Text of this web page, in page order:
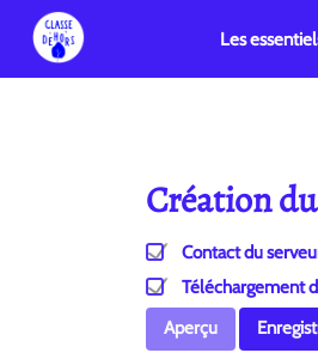
Les
Création
Contact du
Téléchargement
Aperçu